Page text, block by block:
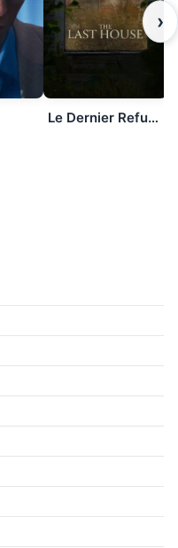
Le Dernier Refuge
›